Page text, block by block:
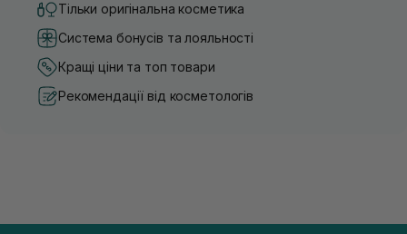
Тільки оригінальна косметика
Система бонусів та лояльності
Кращі ціни та топ товари
Рекомендації від косметологів